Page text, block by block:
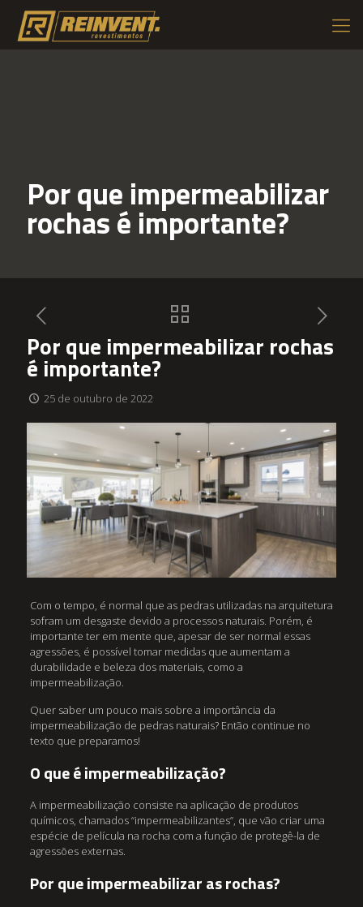
Por que impermeabilizar
rochas é importante?
Por que impermeabilizar rochas
é importante?
25 de outubro de 2022
Com o tempo, é normal que as pedras utilizadas na arquitetura
sofram um desgaste devido a processos naturais. Porém, é
importante ter em mente que, apesar de ser normal essas
agressões, é possível tomar medidas que aumentam a
durabilidade e beleza dos materiais, como a
impermeabilização.
Quer saber um pouco mais sobre a importância da
impermeabilização de pedras naturais? Então continue no
texto que preparamos!
O que é impermeabilização?
A impermeabilização consiste na aplicação de produtos
químicos, chamados “impermeabilizantes”, que vão criar uma
espécie de película na rocha com a função de protegê-la de
agressões externas.
Por que impermeabilizar as rochas?